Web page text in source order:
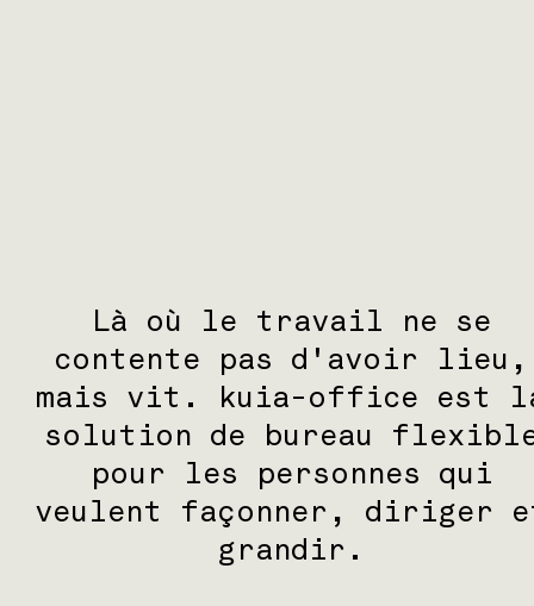
Là où le travail ne se
contente pas d'avoir lieu,
mais vit. kuia-office est
solution de bureau
pour les personnes qui
veulent façonner, diriger
grandir.